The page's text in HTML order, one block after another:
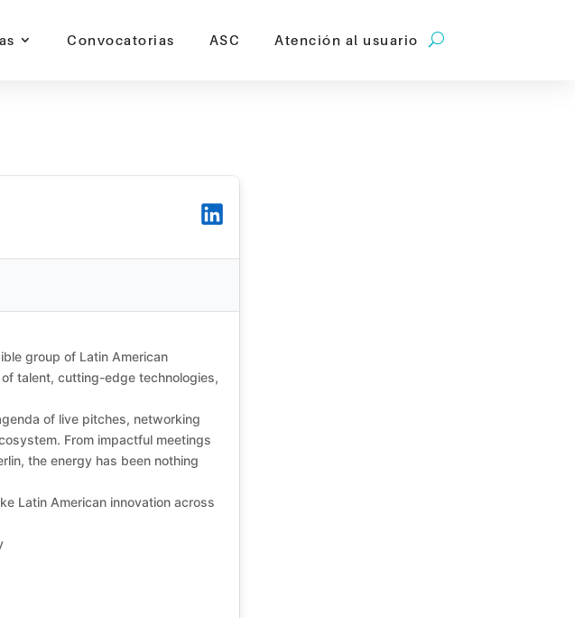
Convocatorias ASC Atención al usuario
group of Latin American
talent, cutting-edge technologies,
of live pitches, networking
From impactful meetings
the energy has been nothing
Latin American innovation across